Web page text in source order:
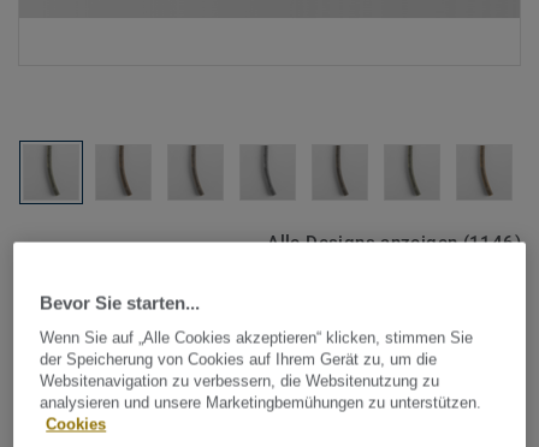
Alle Designs anzeigen (1146)
Tarkett Zubehör Komplettsortiment
Schweißschnur für PVC-Böden
- Multicolour YELLOW BEIGE
0161
Bevor Sie starten...
Wenn Sie auf „Alle Cookies akzeptieren“ klicken, stimmen Sie
der Speicherung von Cookies auf Ihrem Gerät zu, um die
Websitenavigation zu verbessern, die Websitenutzung zu
analysieren und unsere Marketingbemühungen zu unterstützen.
Cookies